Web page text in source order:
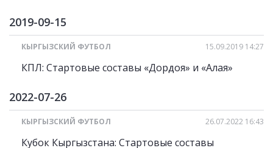
2019-09-15
КЫРГЫЗСКИЙ ФУТБОЛ 15.09.2019 14:27
КПЛ: Стартовые составы «Дордоя» и «Алая»
2022-07-26
КЫРГЫЗСКИЙ ФУТБОЛ 26.07.2022 16:43
Кубок Кыргызстана: Стартовые составы